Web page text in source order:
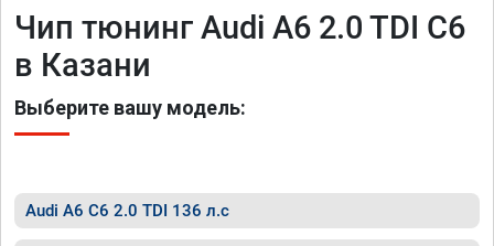
Чип тюнинг Audi A6 2.0 TDI C6
в Казани
Выберите вашу модель:
Audi A6 C6 2.0 TDI 136 л.с